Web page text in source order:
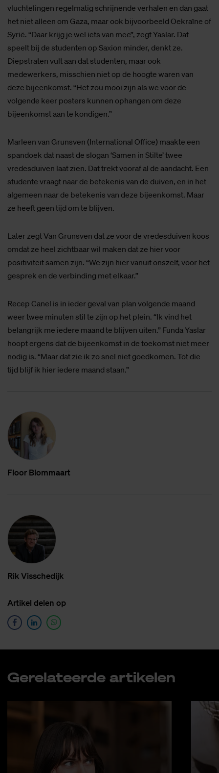
vluchtelingen regelmatig schrijnende verhalen en dan gaat
het niet alleen om Gaza, maar ook bijvoorbeeld Oekraïne of
Syrië. “Daar krijg je wel iets van mee”, zegt Yaslar. Dat
speelt bij de studenten op Saxion minder, denkt ze.
Diepstraten vult aan dat studenten, maar ook
medewerkers, misschien niet op de hoogte waren van
deze bijeenkomst. “Het zou mooi zijn als we voor de
volgende keer posters kunnen ophangen om deze
bijeenkomst aan te kondigen.”
Marleen van Grunsven (International Office) maakte een
spandoek dat naast de slogan ‘Samen in Stilte’ twee
vredesduiven laat zien. Dat trekt vooraf al de aandacht. Een
studente vraagt naar de betekenis van de duiven, en in het
algemeen naar de betekenis van deze bijeenkomst. Maar
ze heeft geen tijd om te blijven.
Later zegt Van Grunsven dat ze voor de vredesduiven koos
omdat ze heel zichtbaar wil maken dat ze hier voor
positiviteit samen zijn. “We zijn hier vanuit onszelf, voor het
gesprek en de verbinding met elkaar.”
Recep Canel is in ieder geval van plan volgende maand
weer twee minuten stil te zijn op het plein. “Ik vind het
belangrijk me iedere maand te blijven uiten.” Funda Yaslar
hoopt ergens dat de bijeenkomst in de toekomst niet meer
nodig is. “Maar dat zie ik zo snel niet goedkomen. Tot die
tijd blijf ik hier iedere maand staan.”
Floor Blom­maart
Rik Vis­sche­dijk
Ar­ti­kel de­len op
Ge­re­la­teer­de ar­ti­ke­len